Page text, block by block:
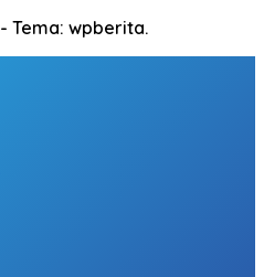
- Tema: wpberita.